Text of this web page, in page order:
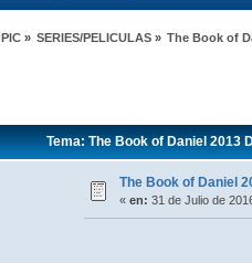
» SERIES/PELICULAS» The Book of
Tema: The Book of Daniel 2013
The Book of Daniel
« en: 31 de Julio de